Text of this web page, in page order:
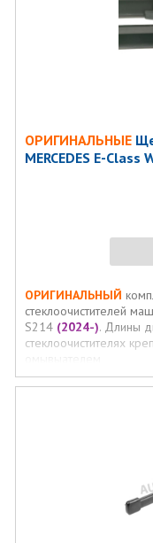
ОРИГИНАЛЬНЫЕ
MERCEDES E-
ОРИГИНАЛЬНЫЙ
стеклоочистителей
S214 (2024-). Длины
стеклоочистителях